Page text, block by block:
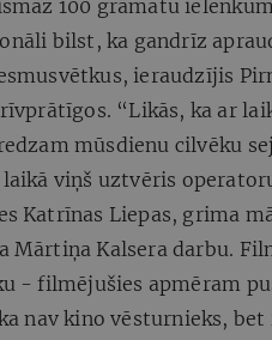
100 grāmatu
bilst, ka gandrīz
ieraudzījis
“Likās, ka ar
mūsdienu cilvēku
viņš uztvēris
Katrīnas Liepas, grima
Mārtiņa Kalsera darbu.
- filmējušies apmēram
nav kino vēsturnieks,